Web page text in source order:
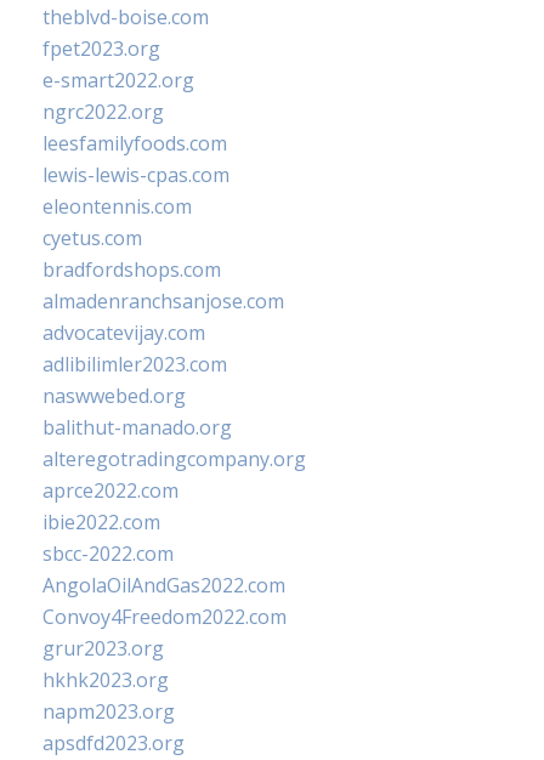
theblvd-boise.com
fpet2023.org
e-smart2022.org
ngrc2022.org
leesfamilyfoods.com
lewis-lewis-cpas.com
eleontennis.com
cyetus.com
bradfordshops.com
almadenranchsanjose.com
advocatevijay.com
adlibilimler2023.com
naswwebed.org
balithut-manado.org
alteregotradingcompany.org
aprce2022.com
ibie2022.com
sbcc-2022.com
AngolaOilAndGas2022.com
Convoy4Freedom2022.com
grur2023.org
hkhk2023.org
napm2023.org
apsdfd2023.org